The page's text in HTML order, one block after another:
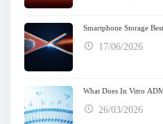
Smartphone Storage
17/06/2026
What Does In Vitro
26/03/2026